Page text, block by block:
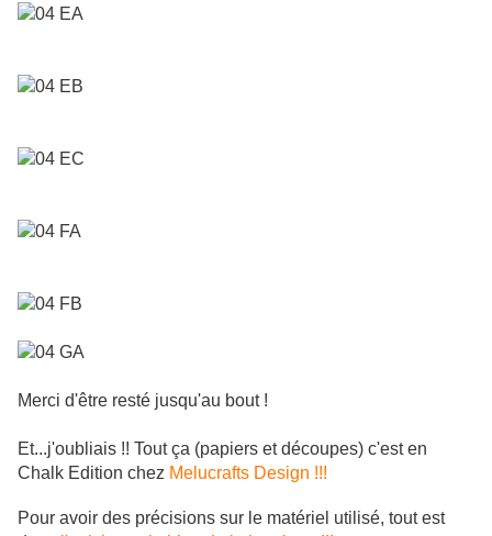
Merci d'être resté jusqu'au bout !
Et...j'oubliais !! Tout ça (papiers et découpes) c'est en
Chalk Edition chez Melucrafts Design !!!
Pour avoir des précisions sur le matériel utilisé, tout est